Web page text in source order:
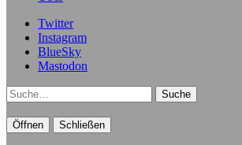
Twitter
Instagram
BlueSky
Mastodon
Suche
Öffnen Schließen